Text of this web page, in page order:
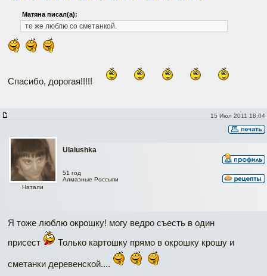
Матяна писал(а):
то же люблю со сметанкой.
Спасибо, дорогая!!!!!
15 Июл 2011 18:04
Ulalushka
Натали
51 год
Алмазные Россыпи
Я тоже люблю окрошку! могу ведро съесть в один
присест
Только картошку прямо в окрошку крошу и
сметанки деревенской....